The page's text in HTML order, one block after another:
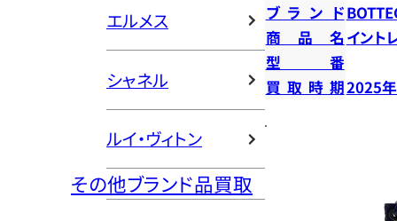
エルメス
シャネル
ルイ・ヴィトン
その他ブランド品買取
ブランド
商品名 イント
型番
買取時期2025